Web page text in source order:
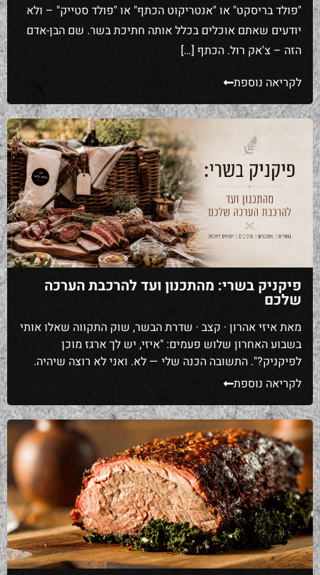
"פולד בריסקט" או "אנטריקוט הכתף" או "פולד סטייק" – ולא
יודעים שאתם אוכלים בכלל אותה חתיכת בשר. שם הבן-אדם
הזה – צ'אק רול. הכתף […]
לקריאה נוספת
פיקניק בשרי: מהתכנון ועד להרכבת הערכה
שלכם
מאת איזי אהרון · קצב · שדרת הבשר, שוק התקווה שאלו אותי
בשבוע האחרון שלוש פעמים: "איזי, יש לך ארגז מוכן
לפיקניק?". התשובה הכנה שלי — לא. ואני לא רוצה שיהיה.
לא כי אני עצל, אלא כי כל פיקניק הוא סיפור אחר: יש מי
שנוסע לחוף לזוג שעות ורוצה משהו קליל, יש משפחה
שיוצאת לפארק […]
לקריאה נוספת